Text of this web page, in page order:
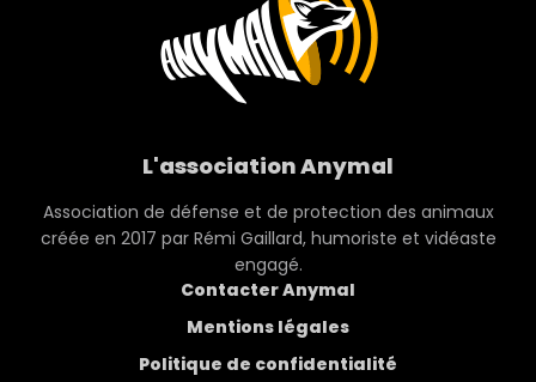
L'association Anymal
Association de défense et de protection des animaux
créée en 2017 par Rémi Gaillard, humoriste et vidéaste
engagé.
Contacter Anymal
Mentions légales
Politique de confidentialité